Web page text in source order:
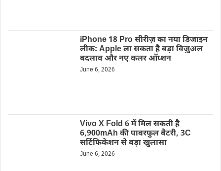
iPhone 18 Pro सीरीज़ का नया डिजाइन
लीक: Apple ला सकता है बड़ा विज़ुअल
बदलाव और नए कलर ऑप्शन
June 6, 2026
Vivo X Fold 6 में मिल सकती है
6,900mAh की पावरफुल बैटरी, 3C
सर्टिफिकेशन से बड़ा खुलासा
June 6, 2026